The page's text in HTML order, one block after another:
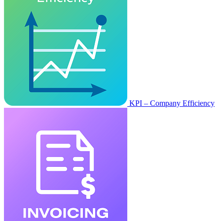
KPI – Company Efficiency